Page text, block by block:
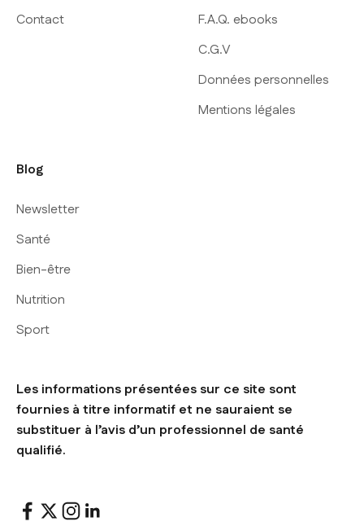
Contact
F.A.Q. ebooks
C.G.V
Données personnelles
Mentions légales
Blog
Newsletter
Santé
Bien-être
Nutrition
Sport
Les informations présentées sur ce site sont
fournies à titre informatif et ne sauraient se
substituer à l’avis d’un professionnel de santé
qualifié.